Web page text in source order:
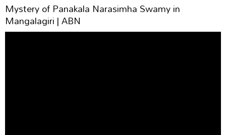
Mystery of Panakala Narasimha Swamy in
Mangalagiri | ABN